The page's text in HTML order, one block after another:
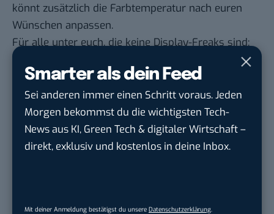
Smarter als dein Feed
Sei anderen immer einen Schritt voraus. Jeden
Morgen bekommst du die wichtigsten Tech-
News aus KI, Green Tech & digitaler Wirtschaft –
direkt, exklusiv und kostenlos in deine Inbox.
Mit deiner Anmeldung bestätigst du unsere Datenschutzerklärung
könnt zusätzlich die Farbtemperatur nach euren
Wünschen anpassen.
Für alle unter euch, die keine Display-Freaks sind:
Farbstandard, der von den meisten Monitoren und
Druckern verwendet wird. DCI-P3 ist dagegen ein
Kino-Standard und ist deshalb besonders
farbenfroh.
Ihr findet diese Optionen in den Erweiterten